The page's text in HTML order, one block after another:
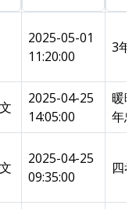
2025-05-01
11:20:00
3年
2025-04-25
14:05:00
暖
年
2025-04-25
09:35:00
四